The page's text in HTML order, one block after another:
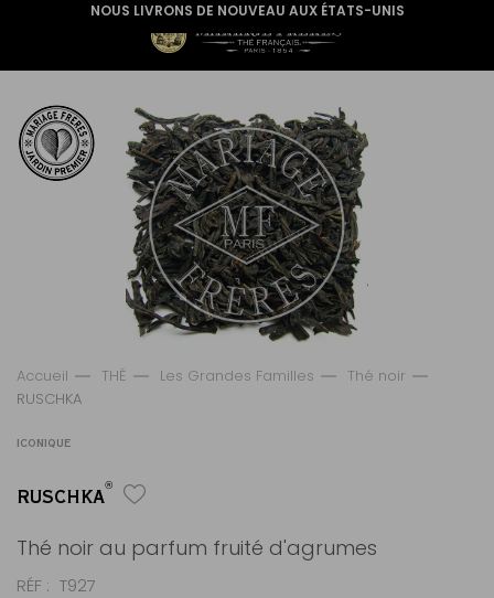
NOUS LIVRONS DE NOUVEAU AUX ÉTATS-UNIS
Accueil THÉ Les Grandes Familles
Thé noir
RUSCHKA
ICONIQUE
RUSCHKA®
Thé noir au parfum fruité d'agrumes
RÉF T927